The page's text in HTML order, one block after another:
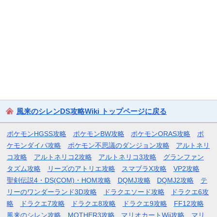
風来のシレンDS攻略Wiki トップページに戻る
ポケモンHGSS攻略 ポケモンBW攻略 ポケモンORAS攻略
ポ
ケモンダイパ攻略
ポケモン不思議のダンジョン攻略
アルトネリ
コ攻略
アルトネリコ2攻略 アルトネリコ3攻略
グランファン
タズム攻略
リーズのアトリエ攻略 スマブラX攻略
VP2攻略
聖剣伝説4・DS(COM)・HOM攻略
DQMJ攻略 DQMJ2攻略
テ
リーのワンダーランド3D攻略
ドラクエソード攻略
ドラクエ6攻
略
ドラクエ7攻略 ドラクエ8攻略 ドラクエ9攻略
FF12攻略
風来のシレン攻略
MOTHER3攻略 マリオカートWii攻略 マリ